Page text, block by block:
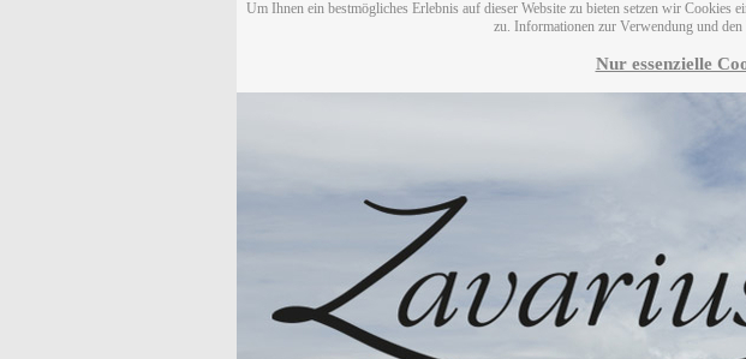
Um Ihnen ein bestmögliches Erlebnis auf dieser Website zu bieten setzen wir
zu. Informationen zur Verwendung und
Nur essenzielle